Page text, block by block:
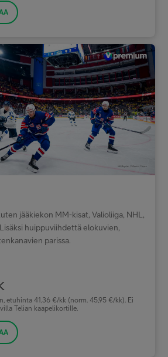
jääkiekon MM-kisat, Valioliiga, NHL,
huippuviihdettä elokuvien,
parissa.
etuhinta 41,36 €/kk (norm. 45,95 €/kk). Ei
Telian kaapelikortille.